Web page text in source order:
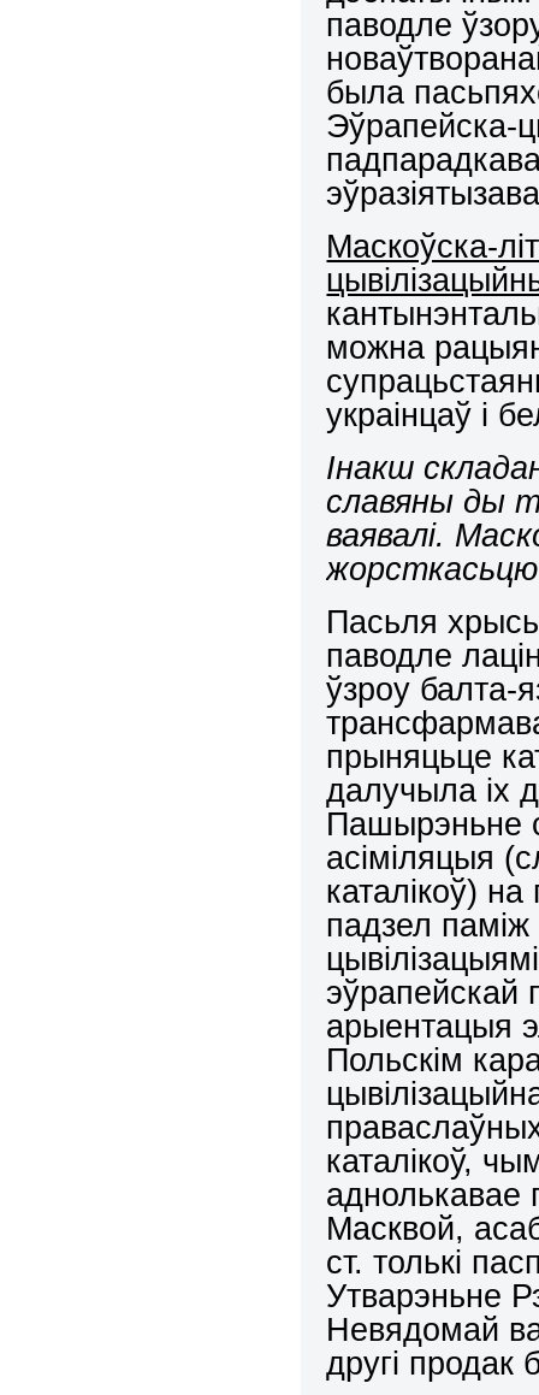
паводле
была
Эўрапейска-
Маскоўска-
можна
украінцаў і
Інакш
славяны ды
ваявалі.
жорсткасьцю
Пасьля
паводле
ўзроу балта-
прыняцьце
далучыла іх
Пашырэньне
асіміляцыя
каталікоў)
падзел
эўрапейскай
арыентацыя
Польскім
каталікоў,
аднолькавае
Масквой,
ст. толькі
Утварэньне
Невядомай
другі продак